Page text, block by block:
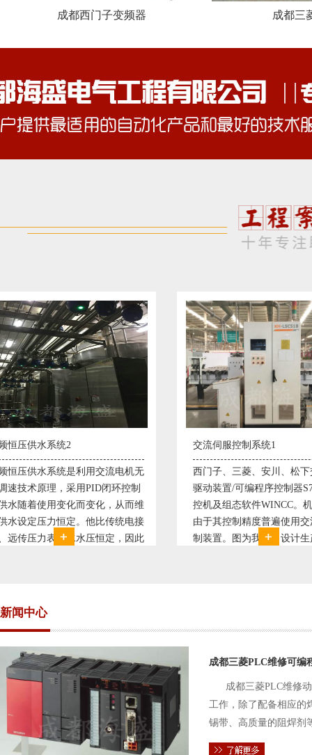
成都西门子变频器 成都三
交流伺服控制系统1
西门子、三菱、安川、松下交流伺服
驱动装置/可编程序控制器S7-300/工
控机及组态软件WINCC。机床行业
由于其控制精度普遍使用交流伺服控
制装置。图为我公司设计生产的机床
交流伺服控制系统
西门子、三菱、
驱动装置/可编程
控机及组态软件
由于其控制精度
制装置。图为我
新闻中心
成都三菱PLC维修可编
成都三菱PLC维修
工作，除了配备相应的
锡带、高质量的阻焊剂
件的电路及通信电缆。